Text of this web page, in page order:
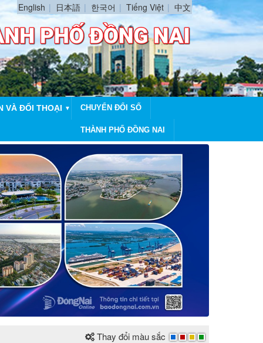
English 日本語 한국어 Tiếng Việt 中文
VÀ ĐỐI THOẠI ▼ CHUYỂN ĐỔI SỐ
THÀNH PHỐ ĐỒNG NAI
Thay đổi màu sắc